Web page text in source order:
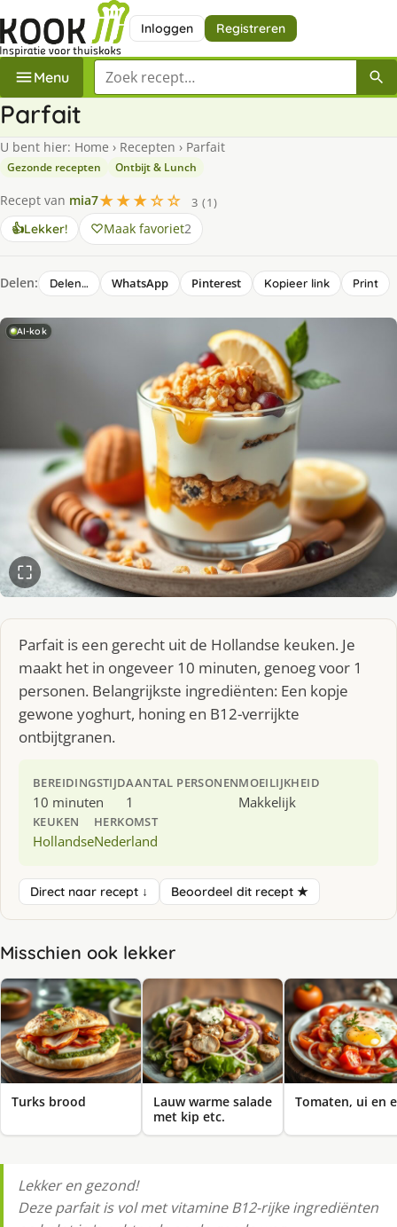
Inloggen Registreren
Menu Zoek een recept
Parfait
U bent hier: Home › Recepten › Parfait
Gezonde recepten Ontbijt & Lunch
Recept van mia7★★★☆☆
3 (1)
👍Lekker! Maak favoriet2
Delen: Delen… WhatsApp Pinterest Kopieer link Print
AI-kok
Parfait is een gerecht uit de Hollandse keuken. Je
maakt het in ongeveer 10 minuten, genoeg voor 1
personen. Belangrijkste ingrediënten: Een kopje
gewone yoghurt, honing en B12-verrijkte
ontbijtgranen.
BEREIDINGSTIJD
10 minuten
AANTAL PERSONEN
1
MOEILIJKHEID
Makkelijk
KEUKEN
Hollandse
HERKOMST
Nederland
Direct naar recept ↓ Beoordeel dit recept ★
Misschien ook lekker
Turks brood
Lauw warme salade
met kip etc.
Tomaten, ui en
Lekker en gezond!
Deze parfait is vol met vitamine B12-rijke ingrediënten